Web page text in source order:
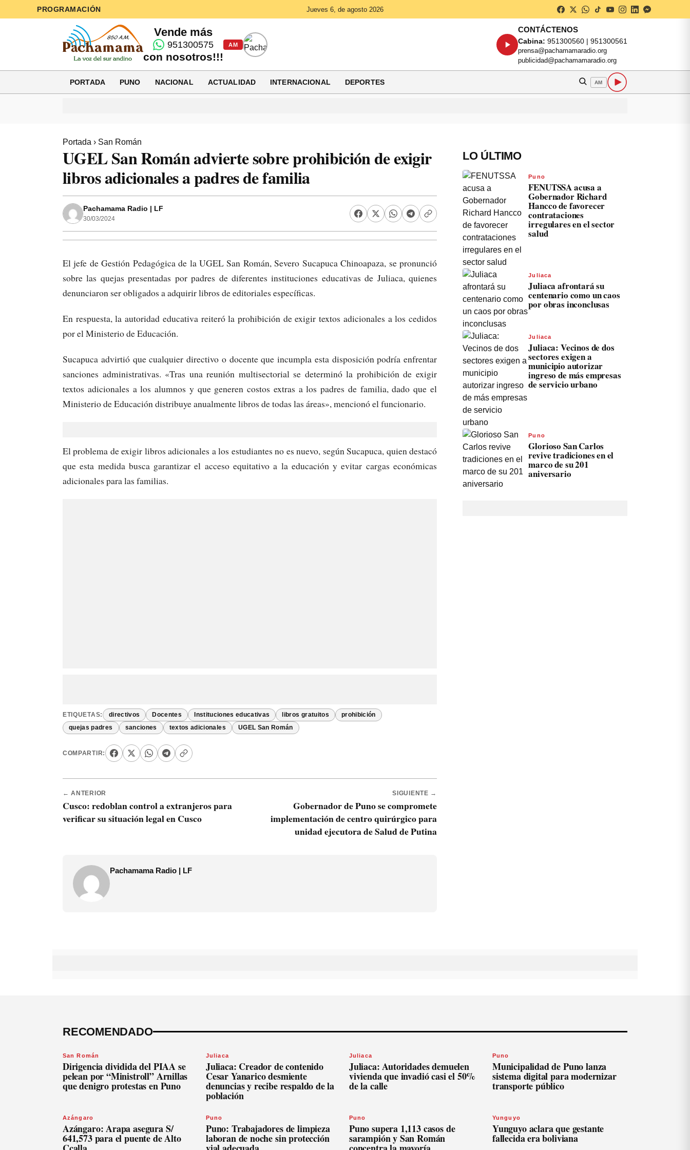
PROGRAMACIÓN Jueves 6, de agosto 2026
Vende más
951300575
con nosotros!!!
AM
CONTÁCTENOS
Cabina: 951300560 | 951300561
prensa@pachamamaradio.org
publicidad@pachamamaradio.org
PORTADA PUNO NACIONAL ACTUALIDAD INTERNACIONAL DEPORTES AM
Portada › San Román
UGEL San Román advierte sobre prohibición de exigir
libros adicionales a padres de familia
Pachamama Radio | LF
30/03/2024
El jefe de Gestión Pedagógica de la UGEL San Román, Severo Sucapuca Chinoapaza, se pronunció
sobre las quejas presentadas por padres de diferentes instituciones educativas de Juliaca, quienes
denunciaron ser obligados a adquirir libros de editoriales específicas.
En respuesta, la autoridad educativa reiteró la prohibición de exigir textos adicionales a los cedidos
por el Ministerio de Educación.
Sucapuca advirtió que cualquier directivo o docente que incumpla esta disposición podría enfrentar
sanciones administrativas. «Tras una reunión multisectorial se determinó la prohibición de exigir
textos adicionales a los alumnos y que generen costos extras a los padres de familia, dado que el
Ministerio de Educación distribuye anualmente libros de todas las áreas», mencionó el funcionario.
El problema de exigir libros adicionales a los estudiantes no es nuevo, según Sucapuca, quien destacó
que esta medida busca garantizar el acceso equitativo a la educación y evitar cargas económicas
adicionales para las familias.
ETIQUETAS: directivos Docentes Instituciones educativas libros gratuitos prohibición
quejas padres sanciones textos adicionales UGEL San Román
COMPARTIR:
← ANTERIOR
Cusco: redoblan control a extranjeros para
verificar su situación legal en Cusco
SIGUIENTE →
Gobernador de Puno se compromete
implementación de centro quirúrgico para
unidad ejecutora de Salud de Putina
Pachamama Radio | LF
LO ÚLTIMO
Puno
FENUTSSA acusa a
Gobernador Richard
Hancco de favorecer
contrataciones
irregulares en el sector
salud
Juliaca
Juliaca afrontará su
centenario como un caos
por obras inconclusas
Juliaca
Juliaca: Vecinos de dos
sectores exigen a
municipio autorizar
ingreso de más empresas
de servicio urbano
Puno
Glorioso San Carlos
revive tradiciones en el
marco de su 201
aniversario
RECOMENDADO
San Román
Dirigencia dividida del PIAA se
pelean por “Ministroll” Arnillas
que denigro protestas en Puno
Juliaca
Juliaca: Creador de contenido
Cesar Yanarico desmiente
denuncias y recibe respaldo de la
población
Juliaca
Juliaca: Autoridades demuelen
vivienda que invadió casi el 50%
de la calle
Puno
Municipalidad de Puno lanza
sistema digital para modernizar
transporte público
Azángaro
Azángaro: Arapa asegura S/
641,573 para el puente de Alto
Puno
Puno: Trabajadores de limpieza
laboran de noche sin protección
Puno
Puno supera 1,113 casos de
sarampión y San Román
Yunguyo
Yunguyo aclara que gestante
fallecida era boliviana